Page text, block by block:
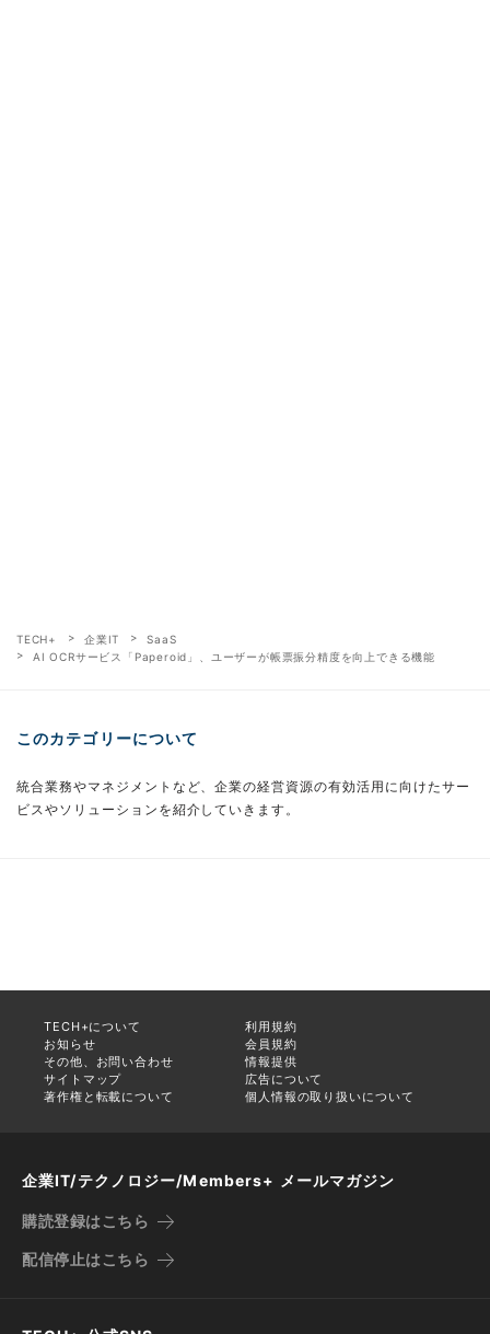
TECH+ 企業IT
SaaS
AI OCRサービス「Paperoid」、ユーザーが帳票振分精度を向上できる機能
このカテゴリーについて
統合業務やマネジメントなど、企業の経営資源の有効活用に向けたサー
ビスやソリューションを紹介していきます。
TECH+について
利用規約
お知らせ
会員規約
その他、お問い合わせ
情報提供
サイトマップ
広告について
著作権と転載について
個人情報の取り扱いについて
企業IT/テクノロジー/Members+ メールマガジン
購読登録はこちら
配信停止はこちら